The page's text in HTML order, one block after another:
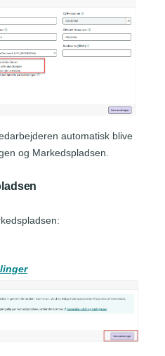
automatisk blive
og Markedspladsen.